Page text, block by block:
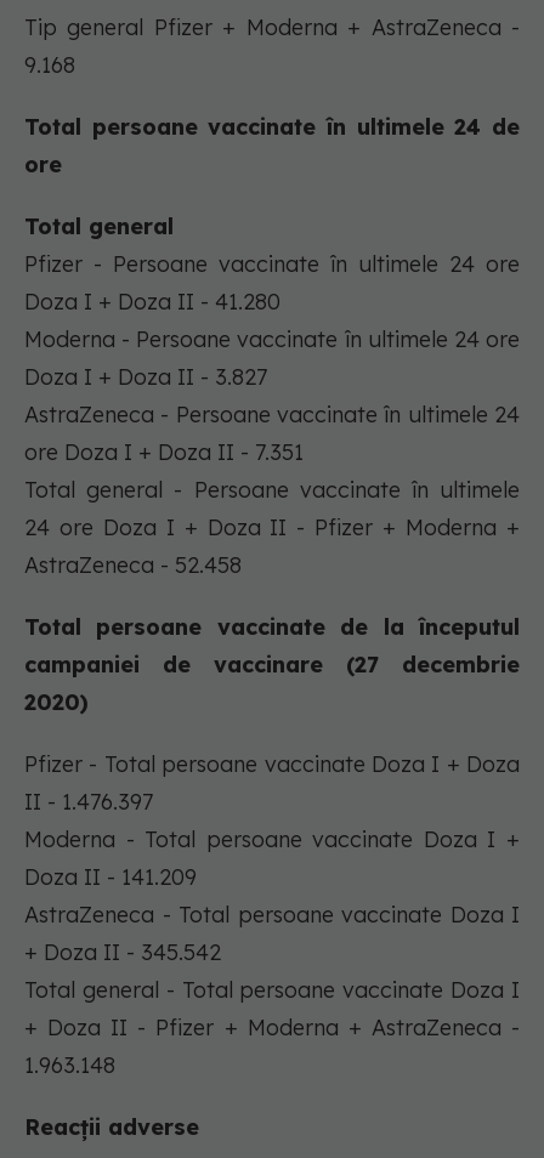
Tip general Pfizer + Moderna + AstraZeneca -
9.168
Total persoane vaccinate în ultimele 24 de
ore
Total general
Pfizer - Persoane vaccinate în ultimele 24 ore
Doza I + Doza II - 41.280
Moderna - Persoane vaccinate în ultimele 24 ore
Doza I + Doza II - 3.827
AstraZeneca - Persoane vaccinate în ultimele 24
ore Doza I + Doza II - 7.351
Total general - Persoane vaccinate în ultimele
24 ore Doza I + Doza II - Pfizer + Moderna +
AstraZeneca - 52.458
Total persoane vaccinate de la începutul
campaniei de vaccinare (27 decembrie
2020)
Pfizer - Total persoane vaccinate Doza I + Doza
II - 1.476.397
Moderna - Total persoane vaccinate Doza I +
Doza II - 141.209
AstraZeneca - Total persoane vaccinate Doza I
+ Doza II - 345.542
Total general - Total persoane vaccinate Doza I
+ Doza II - Pfizer + Moderna + AstraZeneca -
1.963.148
Reacții adverse